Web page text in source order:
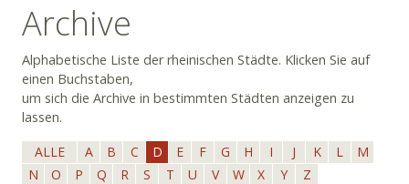
Archive
Alphabetische Liste der rheinischen Städte. Klicken Sie auf
einen Buchstaben,
um sich die Archive in bestimmten Städten anzeigen zu
lassen.
ALLE
A B C D E F G H I J K L
M
N
O P Q R S T U V W X Y Z